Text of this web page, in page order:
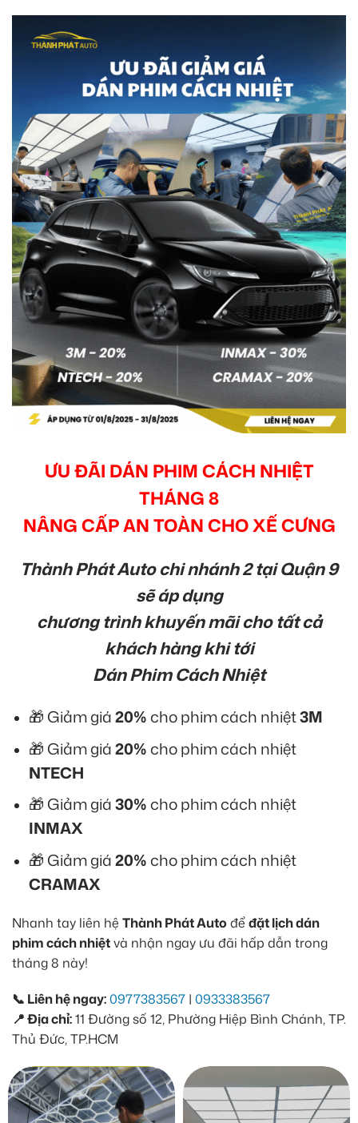
ƯU ĐÃI DÁN PHIM CÁCH NHIỆT
THÁNG 8
NÂNG CẤP AN TOÀN CHO XẾ CƯNG
Thành Phát Auto chi nhánh 2 tại Quận 9
sẽ áp dụng
chương trình khuyến mãi cho tất cả
khách hàng khi tới
Dán Phim Cách Nhiệt
🎁 Giảm giá20%cho phim cách nhiệt3M
🎁 Giảm giá20%cho phim cách nhiệt
NTECH
🎁 Giảm giá30%cho phim cách nhiệt
INMAX
🎁 Giảm giá20%cho phim cách nhiệt
CRAMAX
Nhanh tay liên hệ Thành Phát Auto đểđặt lịch dán
phim cách nhiệtvà nhận ngay ưu đãi hấp dẫn trong
tháng 8 này!
📞 Liên hệ ngay:0977383567 | 0933383567
📍 Địa chỉ:11 Đường số 12, Phường Hiệp Bình Chánh, TP.
Thủ Đức, TP.HCM